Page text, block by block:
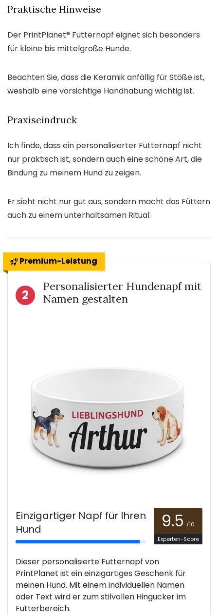
Praktische Hinweise
Der PrintPlanet® Futternapf eignet sich besonders
für kleine bis mittelgroße Hunde.
Beachten Sie, dass die Keramik anfällig für Stöße ist,
weshalb eine vorsichtige Handhabung wichtig ist.
Praxiseindruck
Ich finde, dass ein personalisierter Futternapf nicht
nur praktisch ist, sondern auch eine schöne Art, die
Bindung zu meinem Hund zu zeigen.
Er sieht nicht nur gut aus, sondern macht das Füttern
auch zu einem unterhaltsamen Ritual.
Premium-Leistung
2
Personalisierter Hundenapf mit
Namen gestalten
Einzigartiger Napf für Ihren
Hund
9.5 /10
Experten-Score
Dieser personalisierte Futternapf von
PrintPlanet ist ein einzigartiges Geschenk für
meinen Hund. Mit einem individuellen Namen
oder Text wird er zum stilvollen Hingucker im
Futterbereich.